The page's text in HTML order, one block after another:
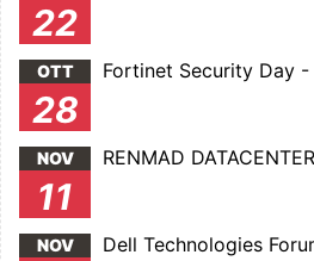
22
OTT
28
Fortinet Security Day -
NOV
11
RENMAD
NOV Dell Technologies